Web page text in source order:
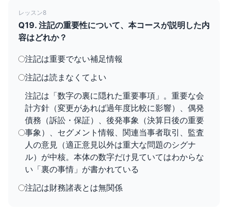
レッスン8
Q19. 注記の重要性について、本コースが説明した内
容はどれか？
注記は重要でない補足情報
注記は読まなくてよい
注記は「数字の裏に隠れた重要事項」。重要な会
計方針（変更があれば過年度比較に影響）、偶発
債務（訴訟・保証）、後発事象（決算日後の重要
事象）、セグメント情報、関連当事者取引、監査
人の意見（適正意見以外は重大な問題のシグナ
ル）が中核。本体の数字だけ見ていてはわからな
い「裏の事情」が書かれている
注記は財務諸表とは無関係